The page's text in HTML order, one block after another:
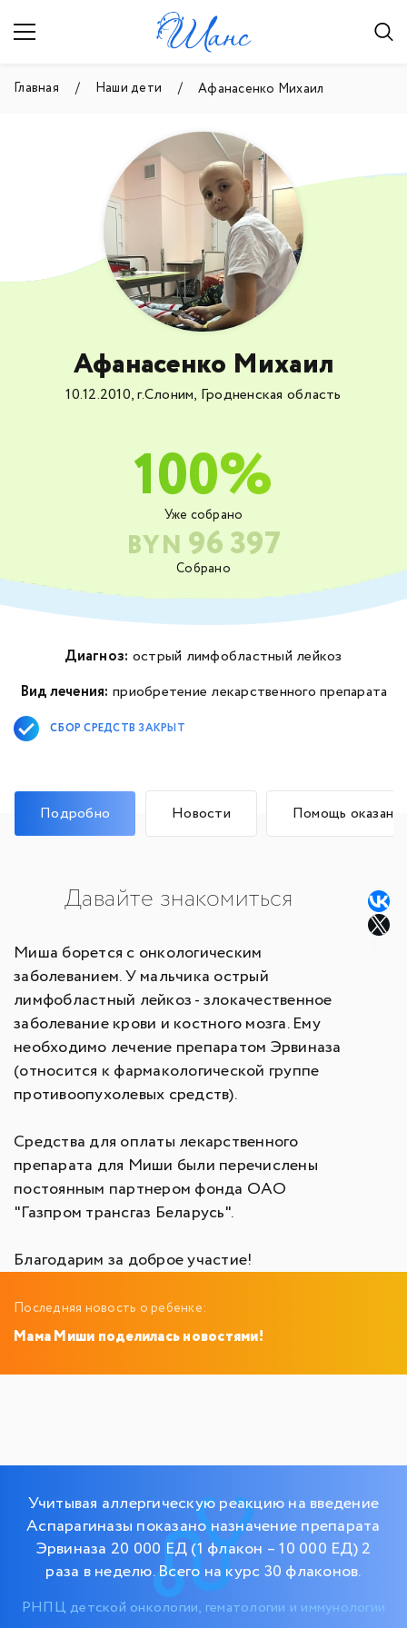
Главная Наши дети Афанасенко Михаил
Собрано
BYN 96 397
Уже собрано
100%
Афанасенко Михаил
10.12.2010, г.Слоним, Гродненская область
Диагноз: острый лимфобластный лейкоз
Вид лечения: приобретение лекарственного препарата
СБОР СРЕДСТВ ЗАКРЫТ
Подробно Новости Помощь оказана
Давайте знакомиться
Миша борется с онкологическим
заболеванием. У мальчика острый
лимфобластный лейкоз - злокачественное
заболевание крови и костного мозга. Ему
необходимо лечение препаратом Эрвиназа
(относится к фармакологической группе
противоопухолевых средств).
Средства для оплаты лекарственного
препарата для Миши были перечислены
постоянным партнером фонда ОАО
"Газпром трансгаз Беларусь".
Благодарим за доброе участие!
Последняя новость о ребенке:
Мама Миши поделилась новостями!
Учитывая аллергическую реакцию на введение
Аспарагиназы показано назначение препарата
Эрвиназа 20 000 ЕД (1 флакон – 10 000 ЕД) 2
раза в неделю. Всего на курс 30 флаконов.
РНПЦ детской онкологии, гематологии и иммунологии